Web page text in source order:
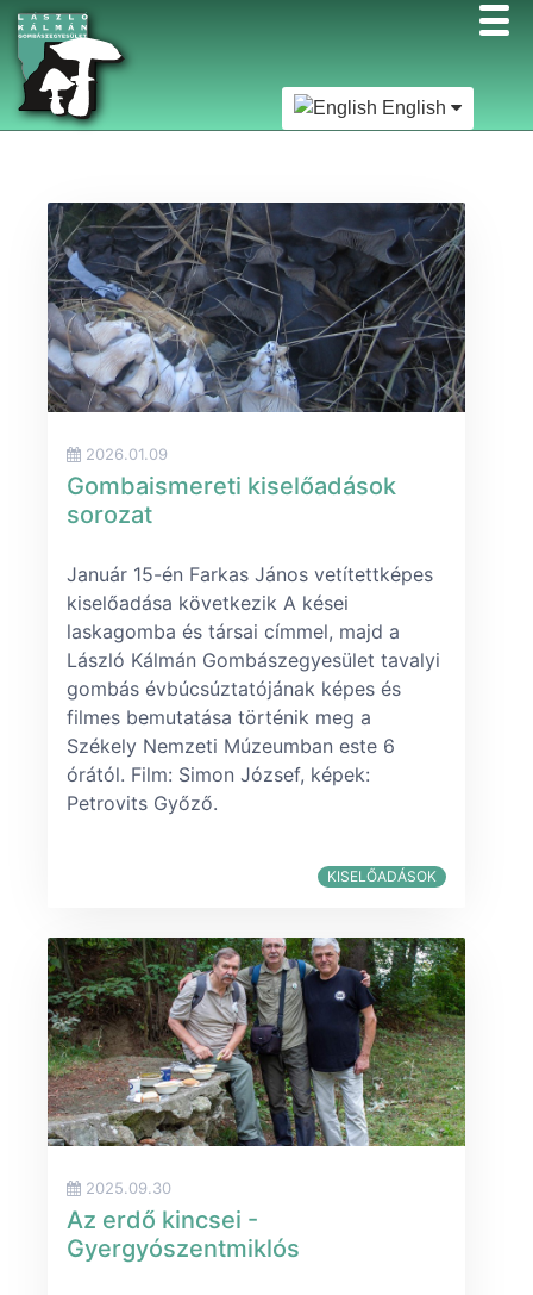
English
2026.01.09
Gombaismereti kiselőadások
sorozat
Január 15-én Farkas János vetítettképes
kiselőadása következik A kései
laskagomba és társai címmel, majd a
László Kálmán Gombászegyesület tavalyi
gombás évbúcsúztatójának képes és
filmes bemutatása történik meg a
Székely Nemzeti Múzeumban este 6
órától. Film: Simon József, képek:
Petrovits Győző.
KISELŐADÁSOK
2025.09.30
Az erdő kincsei -
Gyergyószentmiklós